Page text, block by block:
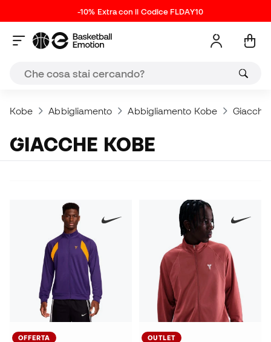
-10% Extra con il Codice FLDAY10
Kobe Abbigliamento Abbigliamento Kobe Giacche
GIACCHE KOBE
OFFERTA OUTLET